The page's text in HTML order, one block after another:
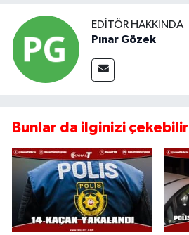
EDITÖR HAKKINDA
Pınar Gözek
Bunlar da ilginizi çekebilir